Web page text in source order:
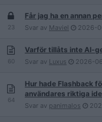
23
Får jag ha en annan
Svar av Maviel 2026-
60
Varför tillåts inte AI-
Svar av Luxus 2026-
64
Hur hade Flashback
användares riktiga
Svar av panimalos